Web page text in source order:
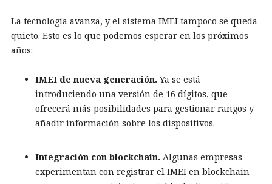
La tecnología avanza, y el sistema IMEI tampoco se queda
quieto. Esto es lo que podemos esperar en los próximos
años:
IMEI de nueva generación.Ya se está
introduciendo una versión de 16 dígitos, que
ofrecerá más posibilidades para gestionar rangos y
añadir información sobre los dispositivos.
Integración con blockchain. Algunas empresas
experimentan con registrar el IMEI en blockchain